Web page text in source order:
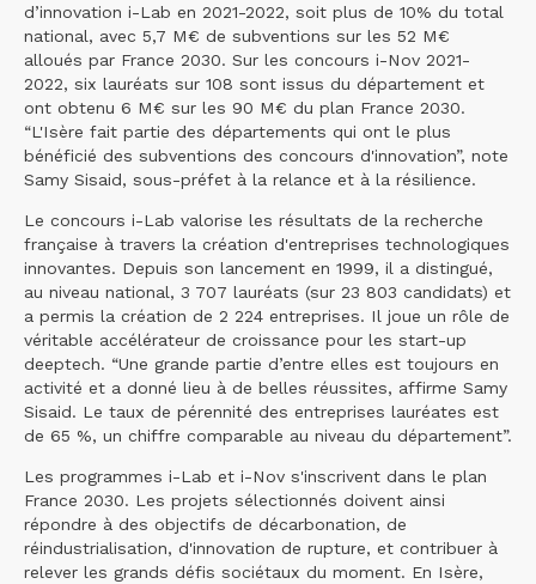
d’innovation i-Lab en 2021-2022, soit plus de 10% du total
national, avec 5,7 M€ de subventions sur les 52 M€
alloués par France 2030. Sur les concours i-Nov 2021-
2022, six lauréats sur 108 sont issus du département et
ont obtenu 6 M€ sur les 90 M€ du plan France 2030.
“L'Isère fait partie des départements qui ont le plus
bénéficié des subventions des concours d'innovation”, note
Samy Sisaid, sous-préfet à la relance et à la résilience.
Le concours i-Lab valorise les résultats de la recherche
française à travers la création d'entreprises technologiques
innovantes. Depuis son lancement en 1999, il a distingué,
au niveau national, 3 707 lauréats (sur 23 803 candidats) et
a permis la création de 2 224 entreprises. Il joue un rôle de
véritable accélérateur de croissance pour les start-up
deeptech. “Une grande partie d’entre elles est toujours en
activité et a donné lieu à de belles réussites, affirme Samy
Sisaid. Le taux de pérennité des entreprises lauréates est
de 65 %, un chiffre comparable au niveau du département”.
Les programmes i-Lab et i-Nov s'inscrivent dans le plan
France 2030. Les projets sélectionnés doivent ainsi
répondre à des objectifs de décarbonation, de
réindustrialisation, d'innovation de rupture, et contribuer à
relever les grands défis sociétaux du moment. En Isère,